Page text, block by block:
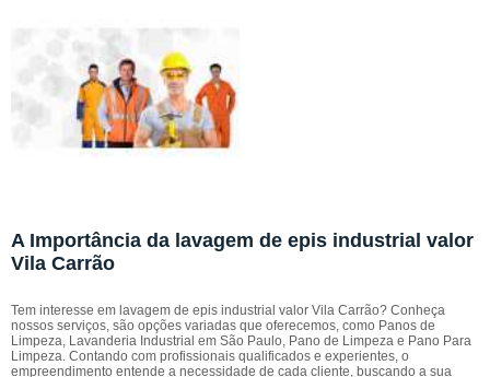
A Importância da lavagem de epis industrial valor
Vila Carrão
Tem interesse em lavagem de epis industrial valor Vila Carrão? Conheça
nossos serviços, são opções variadas que oferecemos, como Panos de
Limpeza, Lavanderia Industrial em São Paulo, Pano de Limpeza e Pano Para
Limpeza. Contando com profissionais qualificados e experientes, o
empreendimento entende a necessidade de cada cliente, buscando a sua